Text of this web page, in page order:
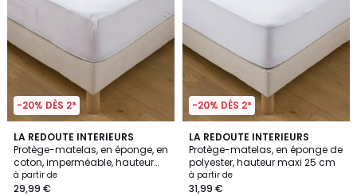
-20% DÈS 2*
LA REDOUTE INTERIEURS
Protège-matelas, en éponge, en
coton, imperméable, hauteur
maxi 23 cm
à partir de
29,99 €
4,5
/ 5
-20% DÈS 2*
LA REDOUTE INTERIEURS
Protège-matelas, en éponge de
polyester, hauteur maxi 25 cm
à partir de
31,99 €
4,1
/ 5